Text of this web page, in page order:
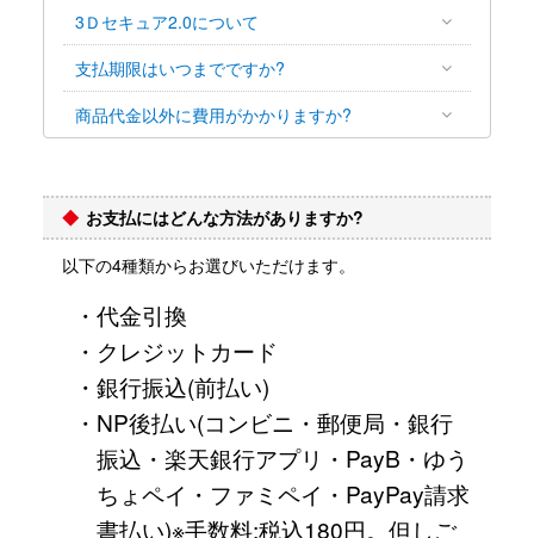
3Ｄセキュア2.0について
支払期限はいつまでですか?
商品代金以外に費用がかかりますか?
お支払にはどんな方法がありますか?
以下の4種類からお選びいただけます。
・代金引換
・クレジットカード
・銀行振込(前払い)
・NP後払い(コンビニ・郵便局・銀行
振込・楽天銀行アプリ・PayB・ゆう
ちょペイ・ファミペイ・PayPay請求
書払い)※手数料:税込180円。但しご